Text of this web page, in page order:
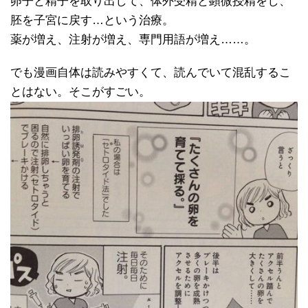
胚を子宮に戻す…という治療。
薬が増え、注射が増え、専門用語が増え……。
でも漫画自体は読みやすくて、読んでいて混乱するこ
とはない。そこがすごい。